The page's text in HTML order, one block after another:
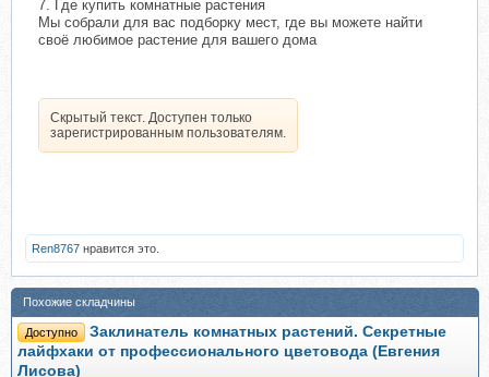
7. Где купить комнатные растения
Мы собрали для вас подборку мест, где вы можете найти
своё любимое растение для вашего дома
Скрытый текст. Доступен только
зарегистрированным пользователям.
Ren8767 нравится это.
Похожие складчины
Доступно
Заклинатель комнатных растений. Секретные
лайфхаки от профессионального цветовода (Евгения
Лисова)